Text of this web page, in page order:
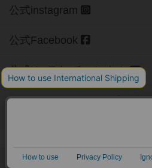
公式instagram
公式Facebook
公式YouTubeチャンネル
Copyright (c)